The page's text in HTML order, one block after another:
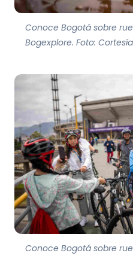
Conoce Bogotá sobre
Bogexplore. Foto:
Conoce Bogotá sobre